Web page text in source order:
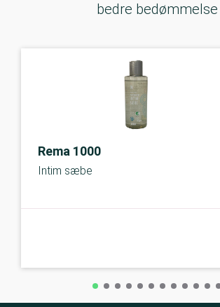
bedre bedømmelse
Rema 1000
Intim sæbe